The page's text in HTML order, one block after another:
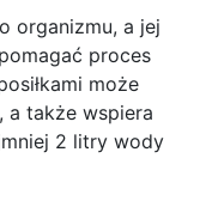
organizmu, a jej
proces
może
a także wspiera
2 litry wody